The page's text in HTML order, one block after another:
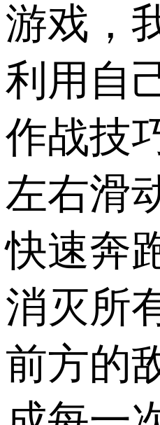
游戏，
利用自
作战技
左右滑
快速奔
消灭所
前方的